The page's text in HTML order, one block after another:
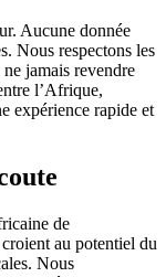
Aucune donnée
Nous respectons les
jamais revendre
l’Afrique,
expérience rapide et
de
au potentiel du
Nous